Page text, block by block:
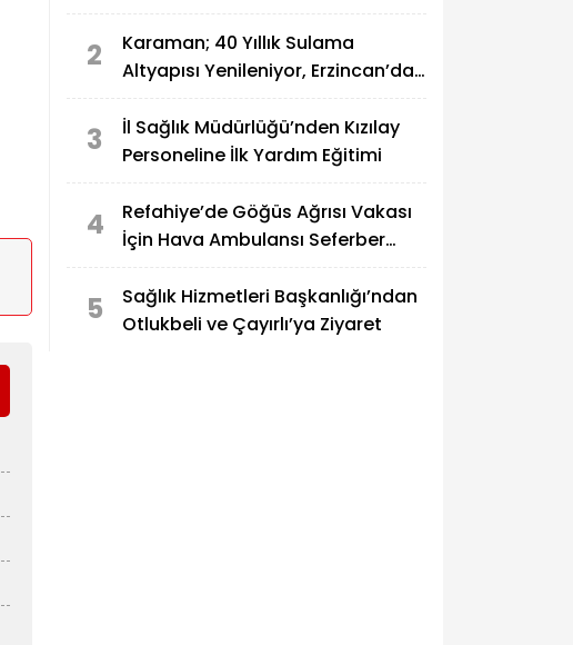
2
Karaman; 40 Yıllık Sulama
Altyapısı Yenileniyor, Erzincan’da
3
İl Sağlık Müdürlüğü’nden Kızılay
Personeline İlk Yardım Eğitimi
4
Refahiye’de Göğüs Ağrısı Vakası
İçin Hava Ambulansı Seferber
5
Sağlık Hizmetleri Başkanlığı’ndan
Otlukbeli ve Çayırlı’ya Ziyaret